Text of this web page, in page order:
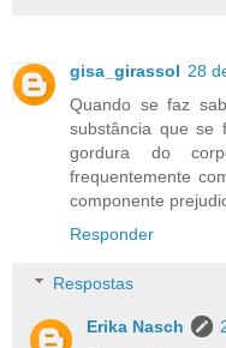
gisa_girassol 28
Quando se faz
substância que se
gordura do
frequentemente
componente
Responder
Respostas
Erika Nasch